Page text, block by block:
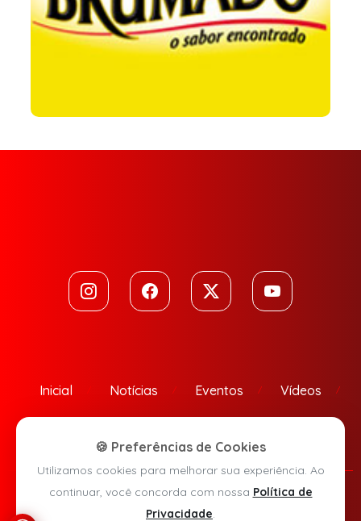
Inicial Notícias Eventos Vídeos
Política de Privacidade
🍪 Preferências de Cookies
Utilizamos cookies para melhorar sua experiência. Ao
continuar, você concorda com nossa Política de
Privacidade.